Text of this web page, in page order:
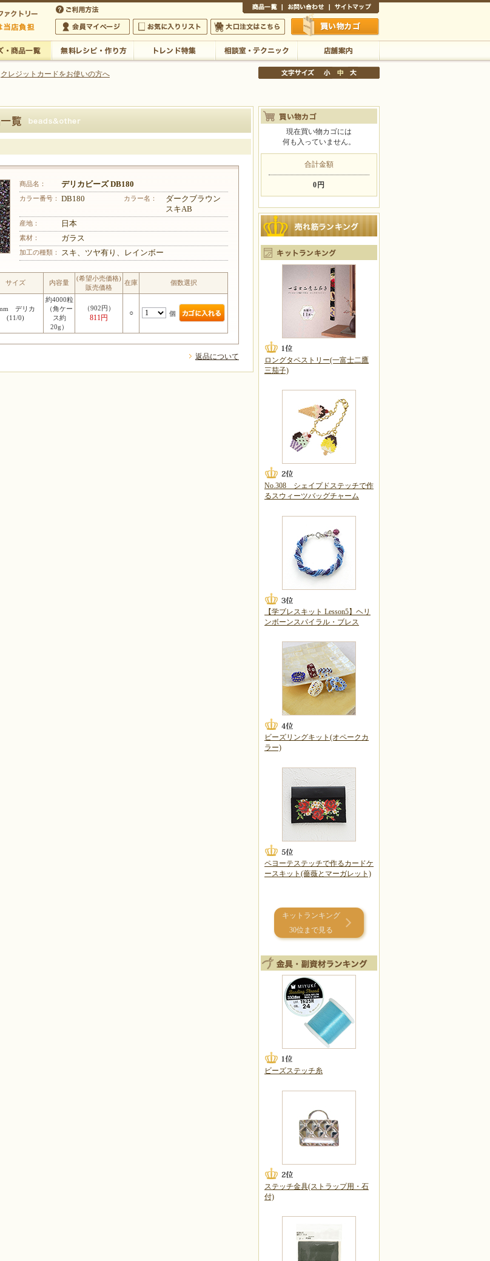
門店
ァクトリー 5,000円以上のご注文で送料は当店が負担いたします
注文で送料は当店が負担いたします
会員マイページ
お気に入りリスト 大口注文はこちら 買い物かご
店舗案内
クレジットカードをお使いの方へ
商品名： デリカビーズ DB180
カラー番号： DB180 カラー名：
ダークブラウン
スキAB
産地： 日本
素材： ガラス
加工の種類： スキ、ツヤ有り、レインボー
サイズ 内容量
(希望小売価格)
販売価格
在庫 個数選択
デリカ
(11/0)
約4000粒
（角ケー
ス約
20g）
（902円）
811円
○ 個
返品について
現在買い物カゴには
何も入っていません。
合計金額
0円
ロングタペストリー(一富士二鷹
三茄子)
No.308 シェイプドステッチで作
るスウィーツバッグチャーム
【学ブレスキット Lesson5】ヘリ
ンボーンスパイラル・ブレス
ビーズリングキット(オペークカ
ラー)
ペヨーテステッチで作るカードケ
ースキット(薔薇とマーガレット)
キットランキング
30位まで見る
ビーズステッチ糸
ステッチ金具(ストラップ用・石
付)